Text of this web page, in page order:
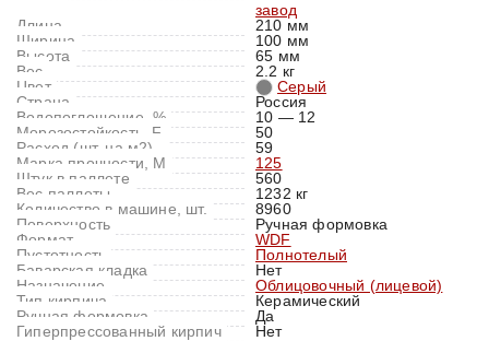
завод
Длина
210 мм
Ширина
100 мм
Высота
65 мм
Вес
2.2 кг
Цвет
Серый
Страна
Россия
Водопоглощение, %
10 — 12
Морозостойкость, F
50
Расход (шт. на м2)
59
Марка прочности, M
125
Штук в паллете
560
Вес паллеты
1232 кг
Количество в машине, шт.
8960
Поверхность
Ручная формовка
Формат
WDF
Пустотность
Полнотелый
Баварская кладка
Нет
Назначение
Облицовочный (лицевой)
Тип кирпича
Керамический
Ручная формовка
Да
Гиперпрессованный кирпич
Нет